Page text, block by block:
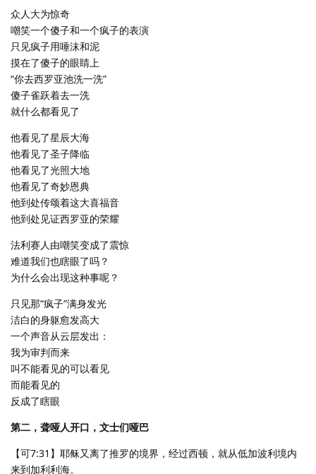
众人大为惊奇
嘲笑一个傻子和一个疯子的表演
只见疯子用唾沫和泥
摸在了傻子的眼睛上
“你去西罗亚池洗一洗”
傻子雀跃着去一洗
就什么都看见了
他看见了星辰大海
他看见了圣子降临
他看见了光照大地
他看见了奇妙恩典
他到处传颂着这大喜福音
他到处见证西罗亚的荣耀
法利赛人由嘲笑变成了震惊
难道我们也瞎眼了吗？
为什么会出现这种事呢？
只见那“疯子”满身发光
洁白的身躯愈发高大
一个声音从云层发出：
我为审判而来
叫不能看见的可以看见
而能看见的
反成了瞎眼
第二，聋哑人开口，文士们哑巴
【可7:31】耶稣又离了推罗的境界，经过西顿，就从低加波利境内
来到加利利海。